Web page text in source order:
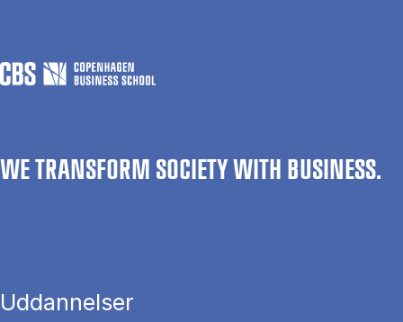
WE TRANSFORM SOCIETY WITH BUSINESS.
Uddannelser